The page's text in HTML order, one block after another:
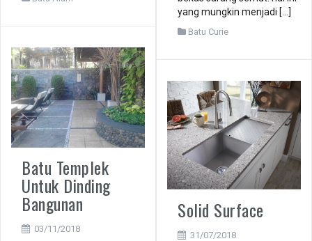
yang mungkin menjadi […]
Batu Curie
Batu Templek
Untuk Dinding
Bangunan
03/11/2018
Solid Surface
31/07/2018